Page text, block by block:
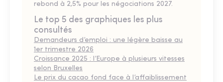
rebond à 2,5% pour les négociations 2027.
Le top 5 des graphiques les plus
consultés
Demandeurs d’emploi : une légère baisse au
1er trimestre 2026
Croissance 2025 : l’Europe à plusieurs vitesses
selon Bruxelles
Le prix du cacao fond face à l’affaiblissement